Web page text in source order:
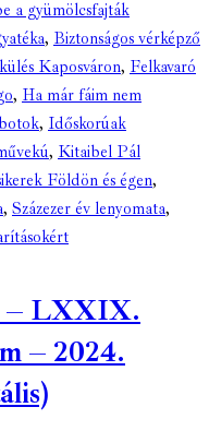
a gyümölcsfajták
, Biztonságos vérképző
Kaposváron, Felkavaró
, Ha már fáim nem
, Időskorúak
, Kitaibel Pál
Földön és égen,
, Százezer év lenyomata,
– LXXIX.
– 2024.